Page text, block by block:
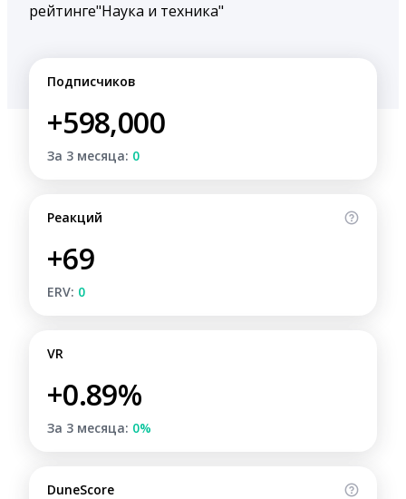
рейтинге"Наука и техника"
Подписчиков
+598,000
За 3 месяца: 0
Реакций
+69
ERV: 0
VR
+0.89%
За 3 месяца: 0%
DuneScore